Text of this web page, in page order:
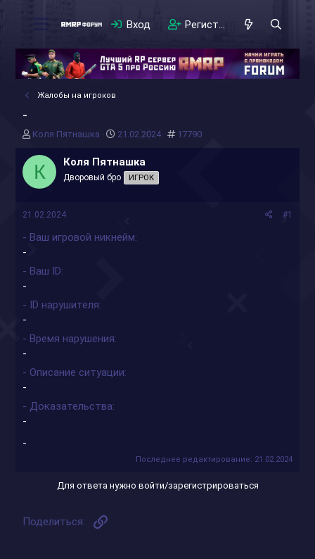
Вход Регистрация
Жалобы на игроков
-
А
т
о
р
е
ы
Коля Пятнашка
Д
т
л
21.02.2024 #17790
К Коля Пятнашка
Дворовый бро ИГРОК
21.02.2024 #1
- Ваш игровой никнейм
-
- Ваш ID
-
- ID нарушителя
-
- Время нарушения
-
- Описание ситуации
-
- Доказательства
-
-
Последнее редактирование: 21.02.2024
Для ответа нужно войти/зарегистрироваться
Поделиться: